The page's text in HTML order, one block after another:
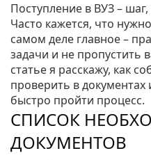
Поступление в ВУЗ –
Часто кажется, что
самом деле главное –
задачи и не пропустить
статье я расскажу, как
проверить в
быстро пройти процесс.
СПИСОК
ДОКУМЕНТОВ